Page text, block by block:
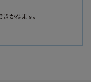
かねます。